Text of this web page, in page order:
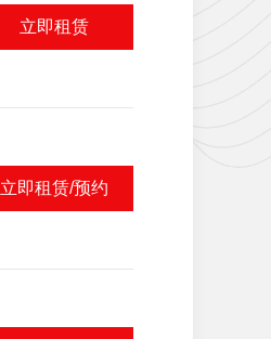
立即租赁
立即租赁/预约